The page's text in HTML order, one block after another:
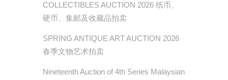
COLLECTIBLES AUCTION 2026 纸币、
硬币、集邮及收藏品拍卖
SPRING ANTIQUE ART AUCTION 2026
春季文物艺术拍卖
Nineteenth Auction of 4th Series Malaysian